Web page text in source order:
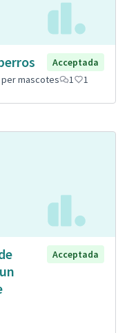
Acceptada
per mascotes 1 1
Acceptada